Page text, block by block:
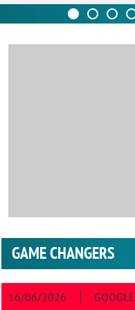
GAME CHANGERS
16/06/2026 GOOGLE